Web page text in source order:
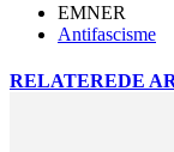
EMNER
Antifascisme
RELATEREDE